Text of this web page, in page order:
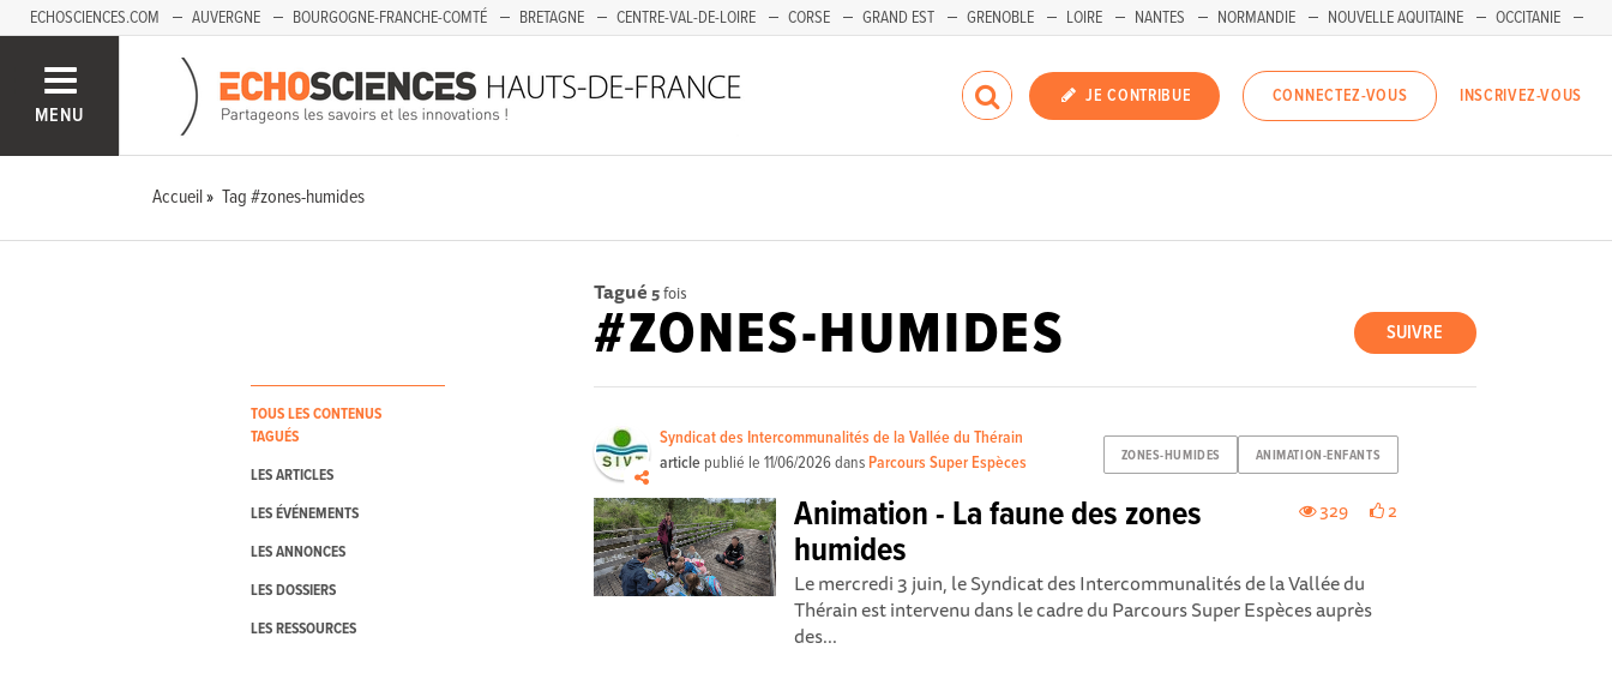
ECHOSCIENCES.COM AUVERGNE BOURGOGNE-FRANCHE-COMTÉ BRETAGNE CENTRE-VAL-DE-LOIRE CORSE GRAND EST GRENOBLE LOIRE NANTES NORMANDIE NOUVELLE AQUITAINE
OCCITANIE
SAVOIE MONT-BLANC
MENU
JE CONTRIBUE CONNECTEZ-VOUS INSCRIVEZ-VOUS
Accueil Tag #zones-humides
TOUS LES CONTENUS
TAGUÉS
LES ARTICLES
LES ÉVÉNEMENTS
LES ANNONCES
LES DOSSIERS
LES RESSOURCES
Tagué 5fois
SUIVRE
#ZONES-HUMIDES
ZONES-HUMIDES ANIMATION-ENFANTS
Syndicat des Intercommunalités de la Vallée du Thérain
article publié le11/06/2026dans Parcours Super Espèces
329 2
Animation - La faune des zones
humides
Le mercredi 3 juin, le Syndicat des Intercommunalités de la Vallée du
Thérain est intervenu dans le cadre du Parcours Super Espèces auprès
des...